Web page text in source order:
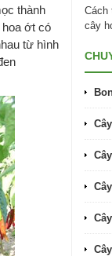
thành
hoa ớt có
từ hình
Cách
cây